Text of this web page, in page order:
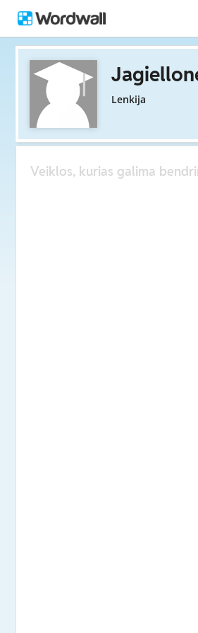
Lenkija
Veiklos, kurias galima